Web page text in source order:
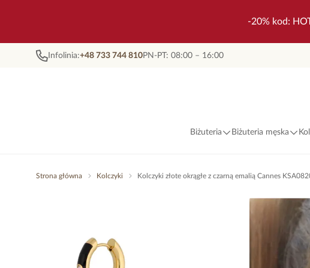
-20% kod:
Infolinia:+48 733 744 810PN-PT: 08:00 – 16:00
Biżuteria Biżuteria męska
Strona główna Kolczyki Kolczyki złote okrągłe z czarną emalią Cannes